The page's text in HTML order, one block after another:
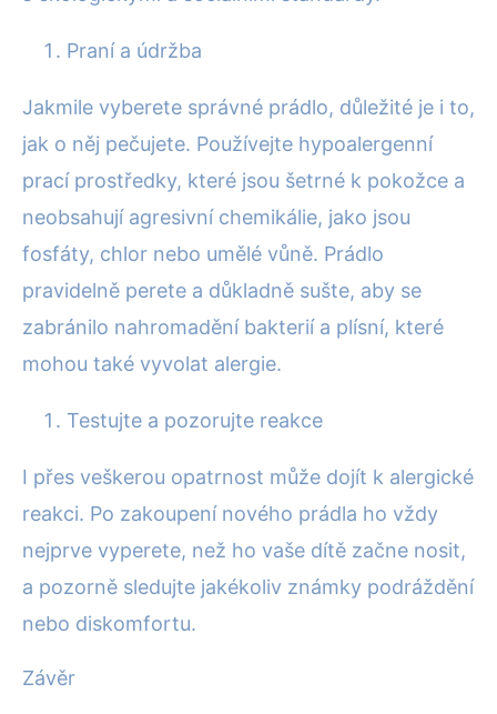
Praní a údržba
Jakmile vyberete správné prádlo, důležité je i to,
jak o něj pečujete. Používejte hypoalergenní
prací prostředky, které jsou šetrné k pokožce a
neobsahují agresivní chemikálie, jako jsou
fosfáty, chlor nebo umělé vůně. Prádlo
pravidelně perete a důkladně sušte, aby se
zabránilo nahromadění bakterií a plísní, které
mohou také vyvolat alergie.
Testujte a pozorujte reakce
I přes veškerou opatrnost může dojít k alergické
reakci. Po zakoupení nového prádla ho vždy
nejprve vyperete, než ho vaše dítě začne nosit,
a pozorně sledujte jakékoliv známky podráždění
nebo diskomfortu.
Závěr